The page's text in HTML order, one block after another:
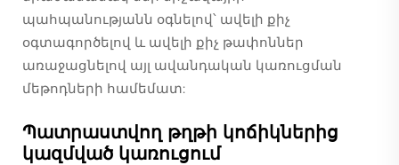
պահպանությանն օգնելով՝ ավելի քիչ
օգտագործելով և ավելի քիչ թափոններ
առաջացնելով այլ ավանդական կառուցման
մեթոդների համեմատ:
Պատրաստվող թղթի կոճիկներից
կազմված կառուցում